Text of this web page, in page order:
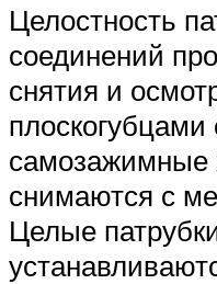
Целостность
соединений
снятия и
самозажимные
снимаются с
Целые